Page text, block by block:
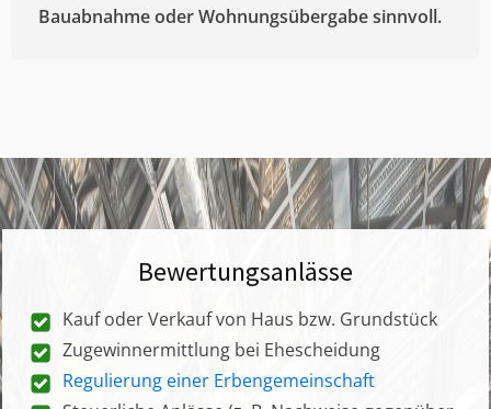
Bauabnahme oder Wohnungsübergabe sinnvoll.
Bewertungsanlässe
Kauf oder Verkauf von Haus bzw. Grundstück
Zugewinnermittlung bei Ehescheidung
Regulierung einer Erbengemeinschaft